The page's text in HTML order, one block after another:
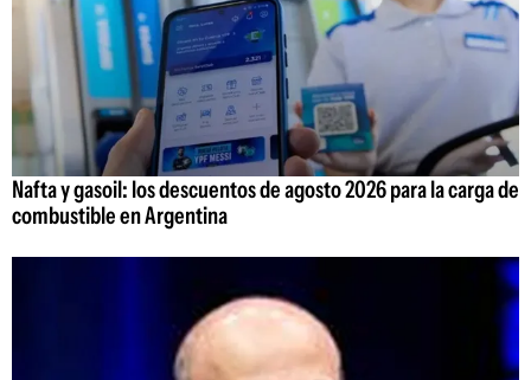
Nafta y gasoil: los descuentos de agosto 2026 para la carga de
combustible en Argentina